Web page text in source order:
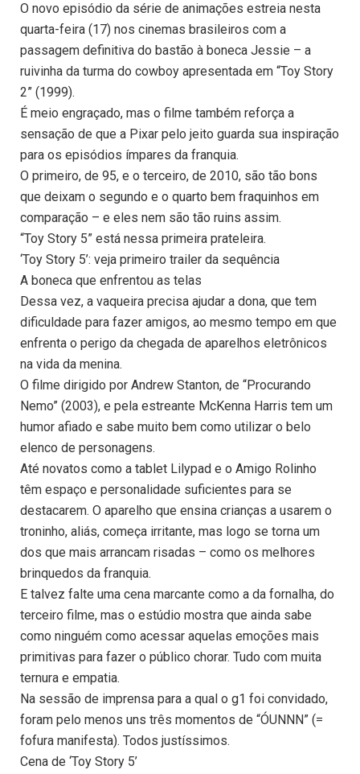
O novo episódio da série de animações estreia nesta
quarta-feira (17) nos cinemas brasileiros com a
passagem definitiva do bastão à boneca Jessie – a
ruivinha da turma do cowboy apresentada em “Toy Story
2” (1999).
É meio engraçado, mas o filme também reforça a
sensação de que a Pixar pelo jeito guarda sua inspiração
para os episódios ímpares da franquia.
O primeiro, de 95, e o terceiro, de 2010, são tão bons
que deixam o segundo e o quarto bem fraquinhos em
comparação – e eles nem são tão ruins assim.
“Toy Story 5” está nessa primeira prateleira.
‘Toy Story 5’: veja primeiro trailer da sequência
A boneca que enfrentou as telas
Dessa vez, a vaqueira precisa ajudar a dona, que tem
dificuldade para fazer amigos, ao mesmo tempo em que
enfrenta o perigo da chegada de aparelhos eletrônicos
na vida da menina.
O filme dirigido por Andrew Stanton, de “Procurando
Nemo” (2003), e pela estreante McKenna Harris tem um
humor afiado e sabe muito bem como utilizar o belo
elenco de personagens.
Até novatos como a tablet Lilypad e o Amigo Rolinho
têm espaço e personalidade suficientes para se
destacarem. O aparelho que ensina crianças a usarem o
troninho, aliás, começa irritante, mas logo se torna um
dos que mais arrancam risadas – como os melhores
brinquedos da franquia.
E talvez falte uma cena marcante como a da fornalha, do
terceiro filme, mas o estúdio mostra que ainda sabe
como ninguém como acessar aquelas emoções mais
primitivas para fazer o público chorar. Tudo com muita
ternura e empatia.
Na sessão de imprensa para a qual o g1 foi convidado,
foram pelo menos uns três momentos de “ÓUNNN” (=
fofura manifesta). Todos justíssimos.
Cena de ‘Toy Story 5’